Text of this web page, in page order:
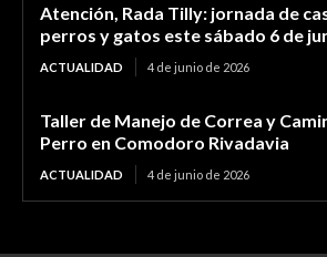
Atención, Rada Tilly: jornada de
perros y gatos este sábado 6 de
ACTUALIDAD 4 de junio de 2026
Taller de Manejo de Correa y
Perro en Comodoro Rivadavia
ACTUALIDAD 4 de junio de 2026